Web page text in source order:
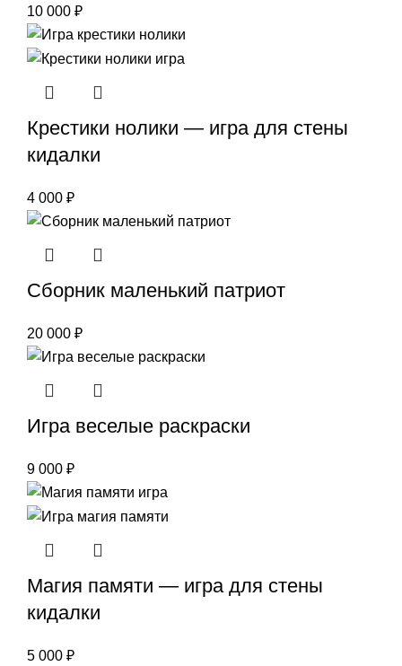
10 000 ₽
Крестики нолики — игра для стены
кидалки
4 000 ₽
Сборник маленький патриот
20 000 ₽
Игра веселые раскраски
9 000 ₽
Магия памяти — игра для стены
кидалки
5 000 ₽